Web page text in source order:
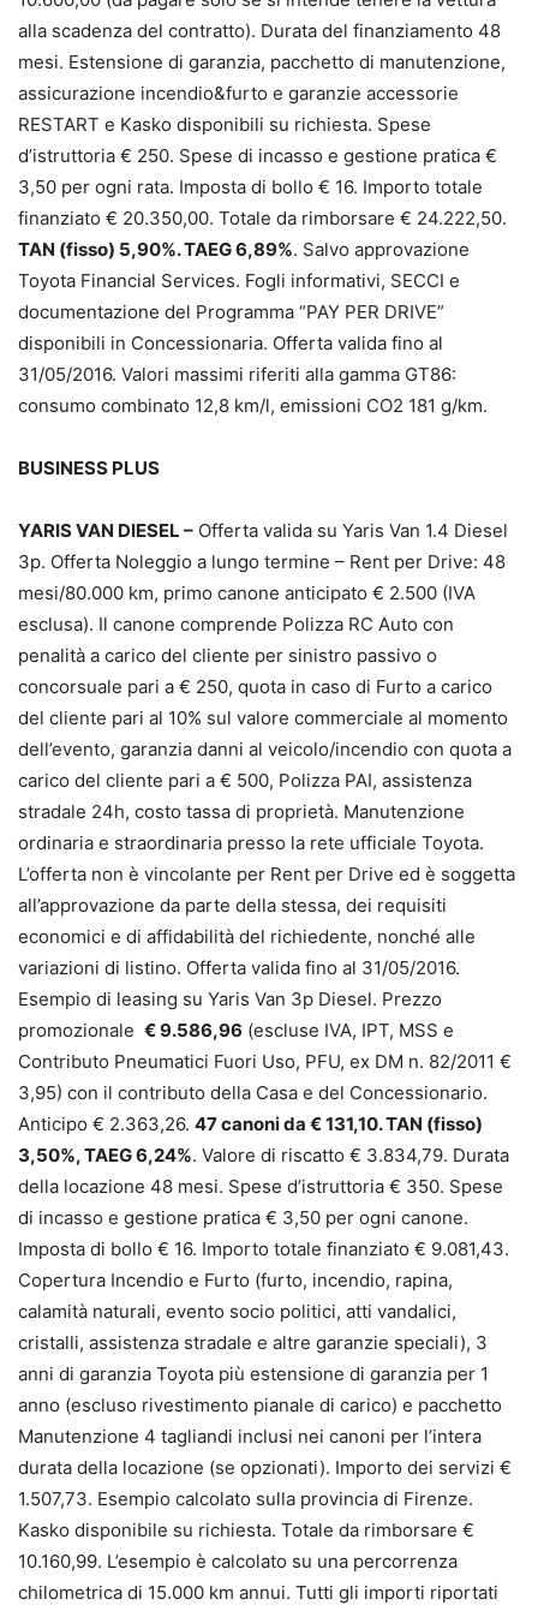
alla scadenza del contratto). Durata del finanziamento 48
mesi. Estensione di garanzia, pacchetto di manutenzione,
assicurazione incendio&furto e garanzie accessorie
RESTART e Kasko disponibili su richiesta. Spese
d’istruttoria € 250. Spese di incasso e gestione pratica €
3,50 per ogni rata. Imposta di bollo € 16. Importo totale
finanziato € 20.350,00. Totale da rimborsare € 24.222,50.
TAN (fisso) 5,90%. TAEG 6,89%. Salvo approvazione
Toyota Financial Services. Fogli informativi, SECCI e
documentazione del Programma “PAY PER DRIVE”
disponibili in Concessionaria. Offerta valida fino al
31/05/2016. Valori massimi riferiti alla gamma GT86:
consumo combinato 12,8 km/l, emissioni CO2 181 g/km.
BUSINESS PLUS
YARIS VAN DIESEL – Offerta valida su Yaris Van 1.4 Diesel
3p. Offerta Noleggio a lungo termine – Rent per Drive: 48
mesi/80.000 km, primo canone anticipato € 2.500 (IVA
esclusa). Il canone comprende Polizza RC Auto con
penalità a carico del cliente per sinistro passivo o
concorsuale pari a € 250, quota in caso di Furto a carico
del cliente pari al 10% sul valore commerciale al momento
dell’evento, garanzia danni al veicolo/incendio con quota a
carico del cliente pari a € 500, Polizza PAI, assistenza
stradale 24h, costo tassa di proprietà. Manutenzione
ordinaria e straordinaria presso la rete ufficiale Toyota.
L’offerta non è vincolante per Rent per Drive ed è soggetta
all’approvazione da parte della stessa, dei requisiti
economici e di affidabilità del richiedente, nonché alle
variazioni di listino. Offerta valida fino al 31/05/2016.
Esempio di leasing su Yaris Van 3p Diesel. Prezzo
promozionale € 9.586,96 (escluse IVA, IPT, MSS e
Contributo Pneumatici Fuori Uso, PFU, ex DM n. 82/2011 €
3,95) con il contributo della Casa e del Concessionario.
Anticipo € 2.363,26. 47 canoni da € 131,10. TAN (fisso)
3,50%, TAEG 6,24%. Valore di riscatto € 3.834,79. Durata
della locazione 48 mesi. Spese d’istruttoria € 350. Spese
di incasso e gestione pratica € 3,50 per ogni canone.
Imposta di bollo € 16. Importo totale finanziato € 9.081,43.
Copertura Incendio e Furto (furto, incendio, rapina,
calamità naturali, evento socio politici, atti vandalici,
cristalli, assistenza stradale e altre garanzie speciali), 3
anni di garanzia Toyota più estensione di garanzia per 1
anno (escluso rivestimento pianale di carico) e pacchetto
Manutenzione 4 tagliandi inclusi nei canoni per l’intera
durata della locazione (se opzionati). Importo dei servizi €
1.507,73. Esempio calcolato sulla provincia di Firenze.
Kasko disponibile su richiesta. Totale da rimborsare €
10.160,99. L’esempio è calcolato su una percorrenza
chilometrica di 15.000 km annui. Tutti gli importi riportati